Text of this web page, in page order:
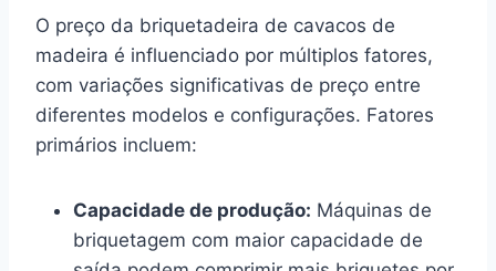
O preço da briquetadeira de cavacos de
madeira é influenciado por múltiplos fatores,
com variações significativas de preço entre
diferentes modelos e configurações. Fatores
primários incluem:
Capacidade de produção: Máquinas de
briquetagem com maior capacidade de